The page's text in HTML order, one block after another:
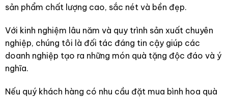
sản phẩm chất lượng cao, sắc nét và bền đẹp.
Với kinh nghiệm lâu năm và quy trình sản xuất chuyên
nghiệp, chúng tôi là đối tác đáng tin cậy giúp các
doanh nghiệp tạo ra những món quà tặng độc đáo và ý
nghĩa.
Nếu quý khách hàng có nhu cầu đặt mua bình hoa quà